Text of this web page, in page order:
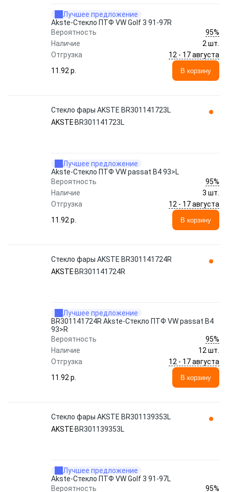
Лучшее предложение
Akste-Стекло ПТФ VW Golf 3 91-97R
Вероятность
95%
Наличие
2 шт.
Отгрузка
12 - 17 августа
11.92 p.
В корзину
Стекло фары AKSTE BR301141723L
AKSTE BR301141723L
Лучшее предложение
Akste-Стекло ПТФ VW passat B4 93>L
Вероятность
95%
Наличие
3 шт.
Отгрузка
12 - 17 августа
11.92 p.
В корзину
Стекло фары AKSTE BR301141724R
AKSTE BR301141724R
Лучшее предложение
BR301141724R Akste-Стекло ПТФ VW passat B4
93>R
Вероятность
95%
Наличие
12 шт.
Отгрузка
12 - 17 августа
11.92 p.
В корзину
Стекло фары AKSTE BR301139353L
AKSTE BR301139353L
Лучшее предложение
Akste-Стекло ПТФ VW Golf 3 91-97L
Вероятность
95%